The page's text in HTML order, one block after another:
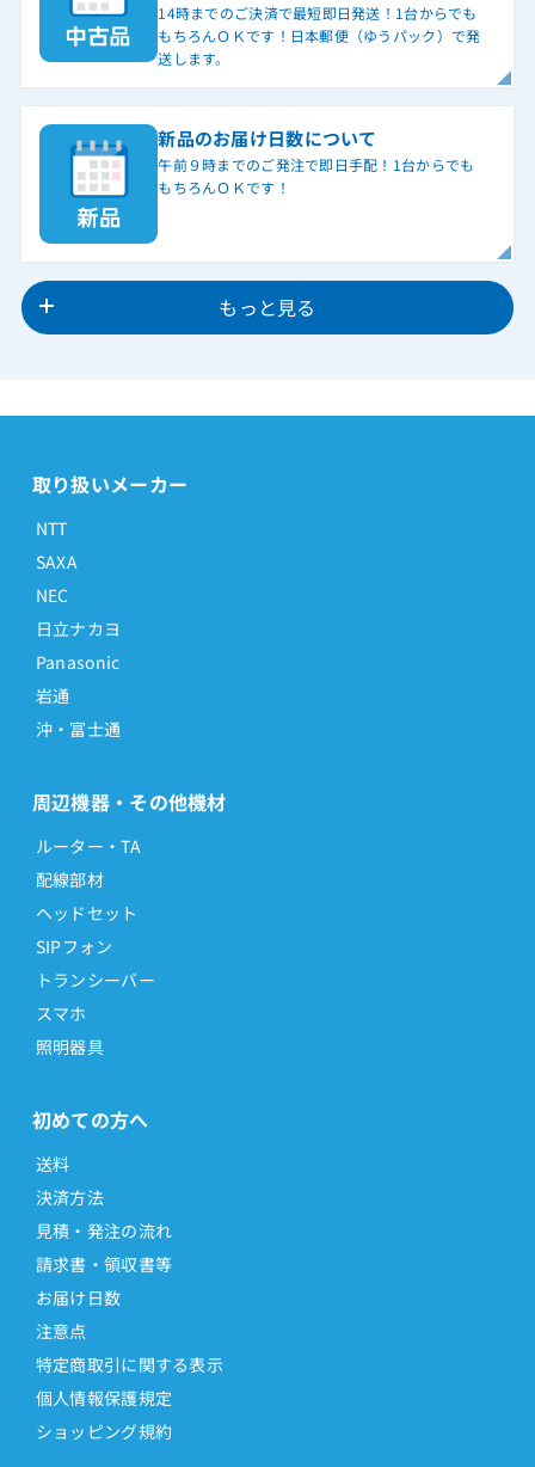
14時までのご決済で最短即日発送！1台からでも
もちろんＯＫです！日本郵便（ゆうパック）で発
送します。
新品のお届け日数について
午前９時までのご発注で即日手配！1台からでも
もちろんＯＫです！
もっと見る
取り扱いメーカー
NTT
SAXA
NEC
日立ナカヨ
Panasonic
岩通
沖・富士通
周辺機器・その他機材
ルーター・TA
配線部材
ヘッドセット
SIPフォン
トランシーバー
スマホ
照明器具
初めての方へ
送料
決済方法
見積・発注の流れ
請求書・領収書等
お届け日数
注意点
特定商取引に関する表示
個人情報保護規定
ショッピング規約